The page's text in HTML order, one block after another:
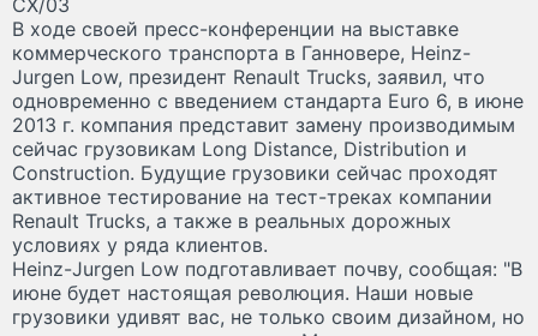
CX/03
В ходе своей пресс-конференции на выставке
коммерческого транспорта в Ганновере, Heinz-
Jurgen Low, президент Renault Trucks, заявил, что
одновременно с введением стандарта Euro 6, в июне
2013 г. компания представит замену производимым
сейчас грузовикам Long Distance, Distribution и
Construction. Будущие грузовики сейчас проходят
активное тестирование на тест-треках компании
Renault Trucks, а также в реальных дорожных
условиях у ряда клиентов.
Heinz-Jurgen Low подготавливает почву, сообщая: "В
июне будет настоящая революция. Наши новые
грузовики удивят вас, не только своим дизайном, но